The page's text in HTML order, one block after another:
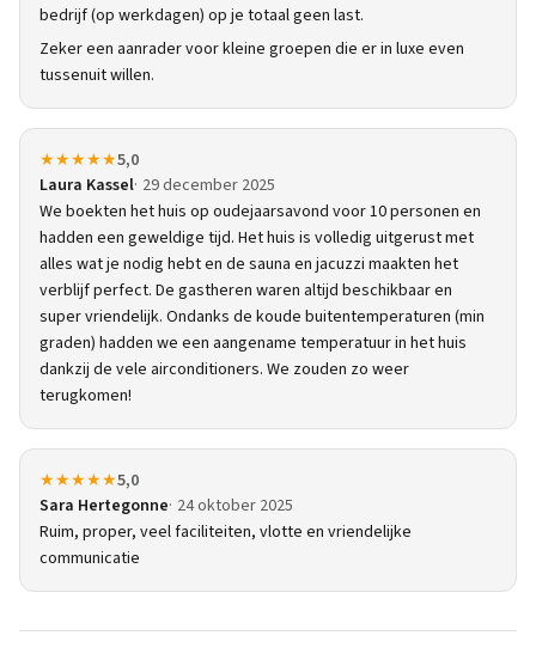
bedrijf (op werkdagen) op je totaal geen last.
Zeker een aanrader voor kleine groepen die er in luxe even
tussenuit willen.
★★★★★5,0
Laura Kassel 29 december 2025
We boekten het huis op oudejaarsavond voor 10 personen en
hadden een geweldige tijd. Het huis is volledig uitgerust met
alles wat je nodig hebt en de sauna en jacuzzi maakten het
verblijf perfect. De gastheren waren altijd beschikbaar en
super vriendelijk. Ondanks de koude buitentemperaturen (min
graden) hadden we een aangename temperatuur in het huis
dankzij de vele airconditioners. We zouden zo weer
terugkomen!
★★★★★5,0
Sara Hertegonne 24 oktober 2025
Ruim, proper, veel faciliteiten, vlotte en vriendelijke
communicatie